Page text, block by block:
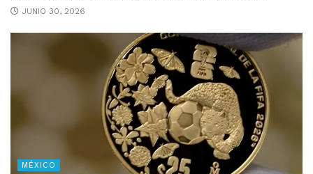
JUNIO 30, 2026
MÉXICO